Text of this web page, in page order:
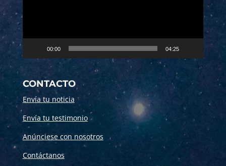
00:00 04:25
CONTACTO
Envía tu noticia
Envía tu testimonio
Anúnciese con nosotros
Contáctanos